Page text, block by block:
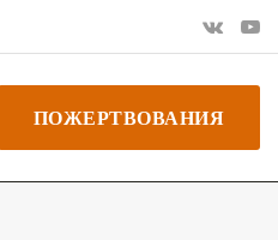
ПОЖЕРТВОВАНИЯ